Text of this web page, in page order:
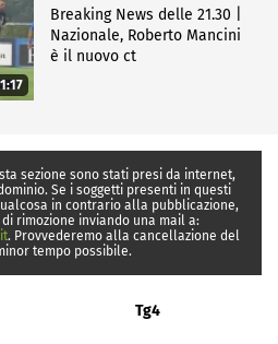
Breaking News delle 21.30 |
Nazionale, Roberto Mancini
è il nuovo ct
sezione sono stati presi da internet,
Se i soggetti presenti in questi
in contrario alla pubblicazione,
rimozione inviando una mail a:
. Provvederemo alla cancellazione del
tempo possibile.
Tg4